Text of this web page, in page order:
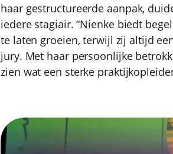
haar gestructureerde aanpak,
iedere stagiair. “Nienke biedt
te laten groeien, terwijl zij altijd
jury. Met haar persoonlijke
zien wat een sterke